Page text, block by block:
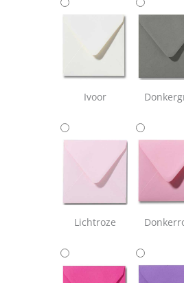
Ivoor
Lichtroze